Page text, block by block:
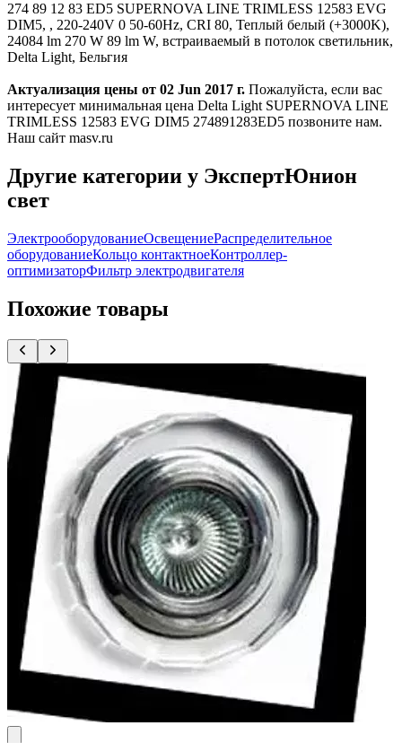
274 89 12 83 ED5 SUPERNOVA LINE TRIMLESS 12583 EVG
DIM5, , 220-240V 0 50-60Hz, CRI 80, Теплый белый (+3000K),
24084 lm 270 W 89 lm W, встраиваемый в потолок светильник,
Delta Light, Бельгия
Актуализация цены от 02 Jun 2017 г. Пожалуйста, если вас
интересует минимальная цена Delta Light SUPERNOVA LINE
TRIMLESS 12583 EVG DIM5 274891283ED5 позвоните нам.
Наш сайт masv.ru
Другие категории у ЭкспертЮнион
свет
ЭлектрооборудованиеОсвещениеРаспределительное
оборудованиеКольцо контактноеКонтроллер-
оптимизаторФильтр электродвигателя
Похожие товары